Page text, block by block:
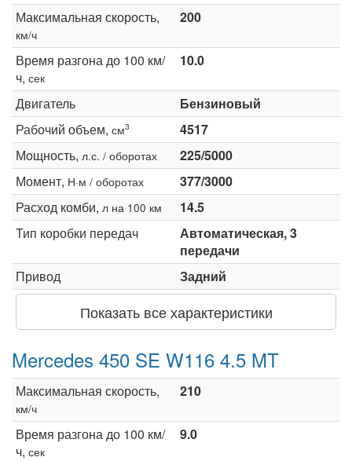
Максимальная скорость,
км/ч
200
Время разгона до 100 км/
ч, сек
10.0
Двигатель
Бензиновый
Рабочий объем, см3
4517
Мощность, л.с. / оборотах
225/5000
Момент, Н·м / оборотах
377/3000
Расход комби, л на 100 км
14.5
Тип коробки передач
Автоматическая, 3
передачи
Привод
Задний
Показать все характеристики
Mercedes 450 SE W116 4.5 MT
Максимальная скорость,
км/ч
210
Время разгона до 100 км/
ч, сек
9.0